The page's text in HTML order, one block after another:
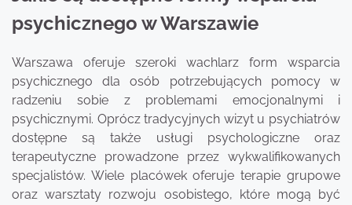
psychicznego w Warszawie
Warszawa oferuje szeroki wachlarz form wsparcia
psychicznego dla osób potrzebujących pomocy w
radzeniu sobie z problemami emocjonalnymi i
psychicznymi. Oprócz tradycyjnych wizyt u psychiatrów
dostępne są także usługi psychologiczne oraz
terapeutyczne prowadzone przez wykwalifikowanych
specjalistów. Wiele placówek oferuje terapie grupowe
oraz warsztaty rozwoju osobistego, które mogą być